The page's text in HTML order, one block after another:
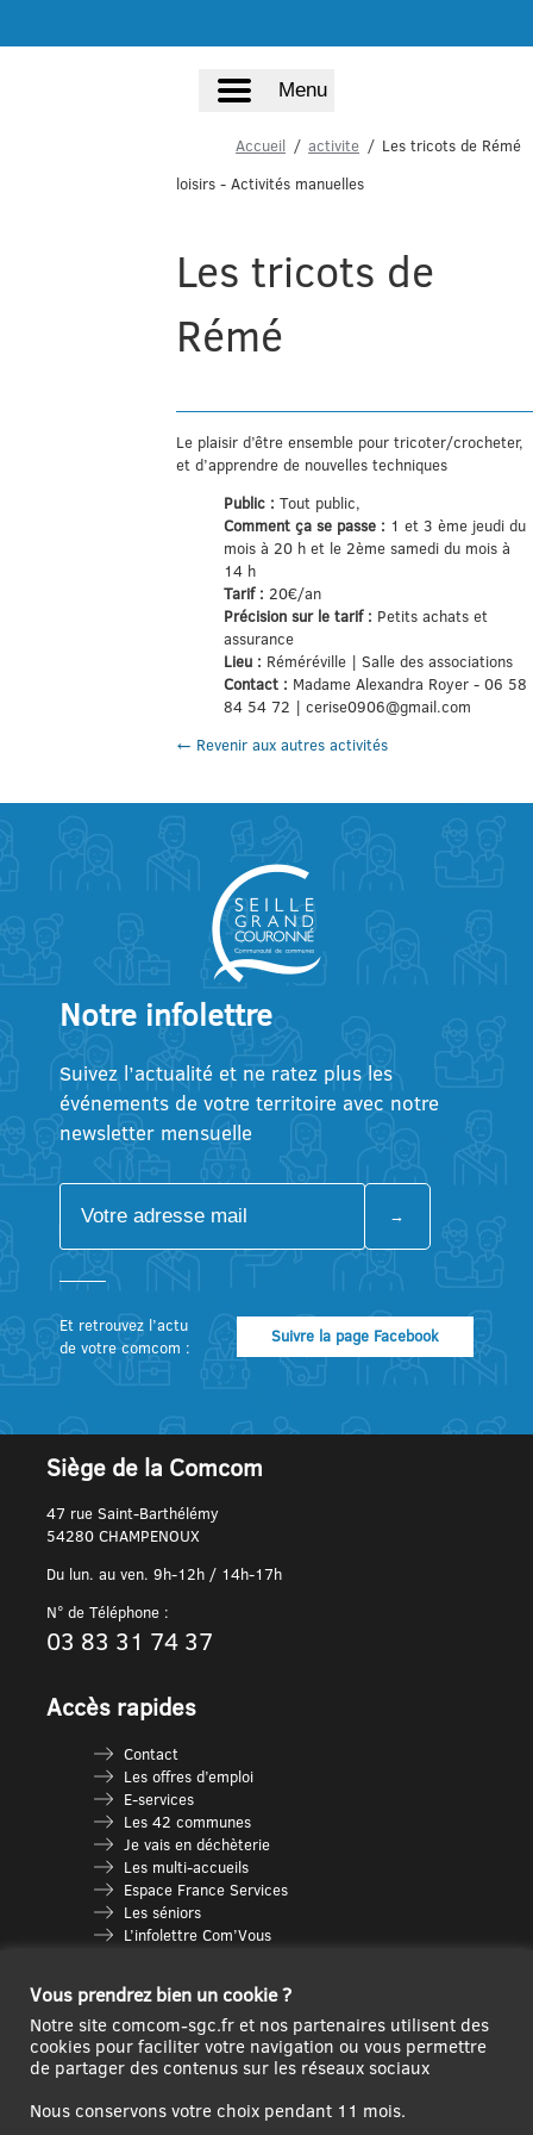
Menu
Accueil activite
Les tricots de Rémé
loisirs - Activités manuelles
Les tricots de
Rémé
Le plaisir d’être ensemble pour tricoter/crocheter,
et d’apprendre de nouvelles techniques
Public :Tout public,
Comment ça se passe : 1 et 3 ème jeudi du
mois à 20 h et le 2ème samedi du mois à
14 h
Tarif :20€/an
Précision sur le tarif : Petits achats et
assurance
Lieu : Réméréville | Salle des associations
Contact : Madame Alexandra Royer - 06 58
84 54 72 | cerise0906@gmail.com
← Revenir aux autres activités
Notre infolettre
Suivez l’actualité et ne ratez plus les
événements de votre territoire avec notre
newsletter mensuelle
Et retrouvez l’actu
de votre comcom :
Suivre la page Facebook
Siège de la Comcom
47 rue Saint-Barthélémy
54280 CHAMPENOUX
Du lun. au ven. 9h-12h / 14h-17h
N° de Téléphone :
03 83 31 74 37
Accès rapides
Contact
Les offres d’emploi
E-services
Les 42 communes
Je vais en déchèterie
Les multi-accueils
Espace France Services
Les séniors
L’infolettre Com’Vous
Vous prendrez bien un cookie ?
Notre site comcom-sgc.fr et nos partenaires utilisent des
cookies pour faciliter votre navigation ou vous permettre
de partager des contenus sur les réseaux sociaux
Nous conservons votre choix pendant 11 mois.